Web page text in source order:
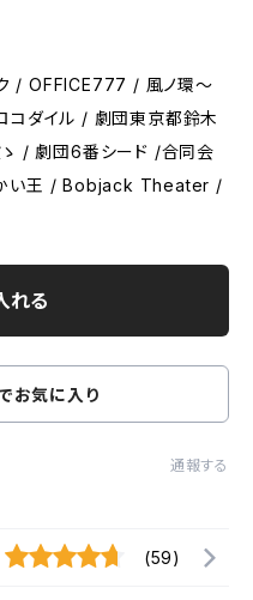
/ OFFICE777 / 風ノ環〜
ダイル / 劇団東京都鈴木
/ 劇団6番シード /合同会
い王 / Bobjack Theater /
れる
お気に入り
通報する
(59)